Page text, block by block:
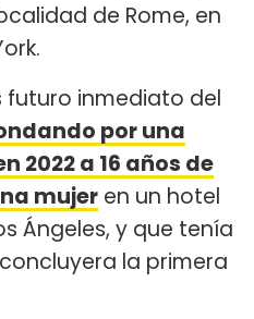
de Rome, en
futuro inmediato del
por una
2022 a 16 años de
mujer en un hotel
Ángeles, y que tenía
la primera